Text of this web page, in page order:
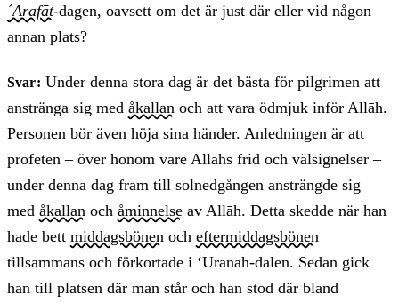
´Arafāt-dagen, oavsett om det är just där eller vid någon
annan plats?
Svar: Under denna stora dag är det bästa för pilgrimen att
anstränga sig med åkallan och att vara ödmjuk inför Allāh.
Personen bör även höja sina händer. Anledningen är att
profeten – över honom vare Allāhs frid och välsignelser –
under denna dag fram till solnedgången ansträngde sig
med åkallan och åminnelse av Allāh. Detta skedde när han
hade bett middagsbönen och eftermiddagsbönen
tillsammans och förkortade i ‘Uranah-dalen. Sedan gick
han till platsen där man står och han stod där bland